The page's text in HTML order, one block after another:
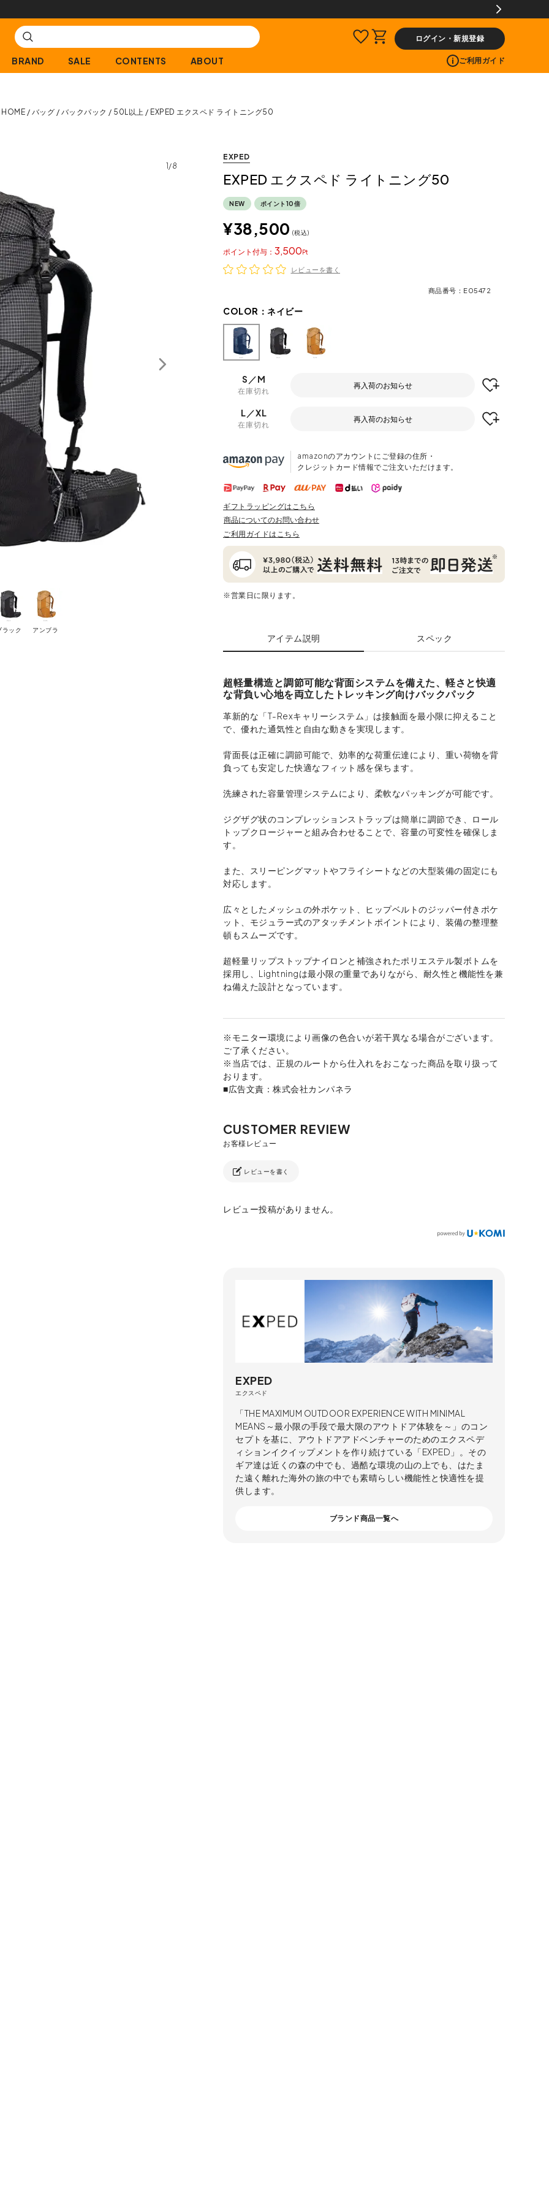
ログイン・新規登録
BRAND SALE CONTENTS ABOUT ご利用ガイド
HOME バッグ バックパック 50L以上 EXPED エクスペド ライトニング50
1/8
ラック アンブラ
EXPED
EXPED エクスペド ライトニング50
NEW ポイント10倍
¥38,500 税込
3,500
ポイント
レビューを書く
商品番号 E05472
COLOR： ネイビー
S／M
在庫切れ
再入荷のお知らせ
L／XL
在庫切れ
再入荷のお知らせ
amazonのアカウントにご登録の住所・
クレジットカード情報でご注文いただけます。
ギフトラッピングはこちら
商品についてのお問い合わせ
ご利用ガイドはこちら
※営業日に限ります。
アイテム説明 スペック
超軽量構造と調節可能な背面システムを備えた、軽さと快適
な背負い心地を両立したトレッキング向けバックパック
革新的な「T-Rexキャリーシステム」は接触面を最小限に抑えること
で、優れた通気性と自由な動きを実現します。
背面長は正確に調節可能で、効率的な荷重伝達により、重い荷物を背
負っても安定した快適なフィット感を保ちます。
洗練された容量管理システムにより、柔軟なパッキングが可能です。
ジグザグ状のコンプレッションストラップは簡単に調節でき、ロール
トップクロージャーと組み合わせることで、容量の可変性を確保しま
す。
また、スリーピングマットやフライシートなどの大型装備の固定にも
対応します。
広々としたメッシュの外ポケット、ヒップベルトのジッパー付きポケ
ット、モジュラー式のアタッチメントポイントにより、装備の整理整
頓もスムーズです。
超軽量リップストップナイロンと補強されたポリエステル製ボトムを
採用し、Lightningは最小限の重量でありながら、耐久性と機能性を兼
ね備えた設計となっています。
※モニター環境により画像の色合いが若干異なる場合がございます。
ご了承ください。
※当店では、正規のルートから仕入れをおこなった商品を取り扱って
おります。
■広告文責：株式会社カンパネラ
レビューを書く
レビュー投稿がありません。
EXPED
エクスペド
「THE MAXIMUM OUTDOOR EXPERIENCE WITH MINIMAL
MEANS～最小限の手段で最大限のアウトドア体験を～」のコン
セプトを基に、アウトドアアドベンチャーのためのエクスペデ
ィションイクイップメントを作り続けている「EXPED」。その
ギア達は近くの森の中でも、過酷な環境の山の上でも、はたま
た遠く離れた海外の旅の中でも素晴らしい機能性と快適性を提
供します。
ブランド商品一覧へ